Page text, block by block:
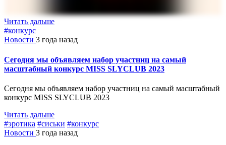
Читать дальше
#конкурс
Новости 3 года назад
Сегодня мы объявляем набор участниц на самый
масштабный конкурс MISS SLYCLUB 2023
Сегодня мы объявляем набор участниц на самый масштабный
конкурс MISS SLYCLUB 2023
Читать дальше
#эротика #сиськи #конкурс
Новости 3 года назад